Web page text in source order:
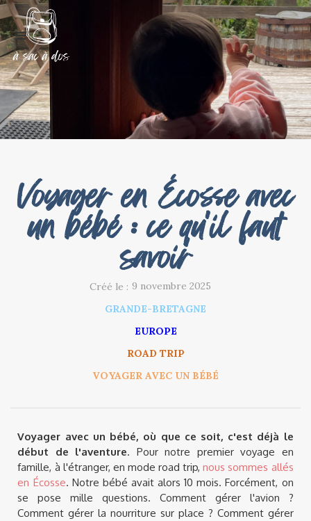
Voyager en Écosse avec
un bébé : ce qu'il faut
savoir
Créé le : 9 novembre 2025
GRANDE-BRETAGNE
EUROPE
ROAD TRIP
VOYAGER AVEC UN BÉBÉ
Voyager avec un bébé, où que ce soit, c'est déjà le
début de l'aventure. Pour notre premier voyage en
famille, à l'étranger, en mode road trip,nous sommes allés
en Écosse. Notre bébé avait alors 10 mois. Forcément, on
se pose mille questions. Comment gérer l'avion ?
Comment gérer la nourriture sur place ? Comment gérer